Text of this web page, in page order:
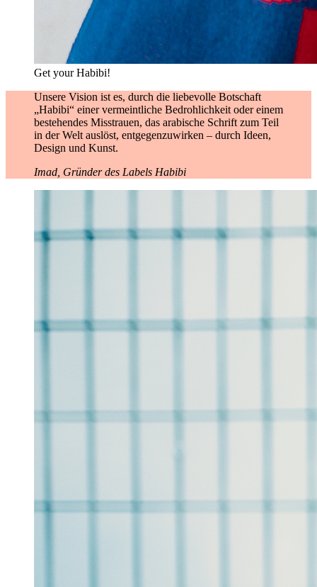
Get your Habibi!
Unsere Vision ist es, durch die liebevolle Botschaft
„Habibi“ einer vermeintliche Bedrohlichkeit oder einem
bestehendes Misstrauen, das arabische Schrift zum Teil
in der Welt auslöst, entgegenzuwirken – durch Ideen,
Design und Kunst.
Imad, Gründer des Labels Habibi